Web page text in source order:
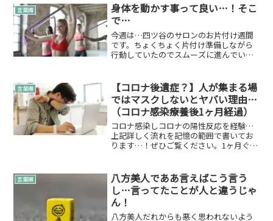
言葉綴
身体を動かす事って良い…！そこ
で…
今週は…四ツ谷のサロンのお片付け週間
です。ちょくちょく片付け準備しながら
行動していたのでスムーズに進んでいま
のですが、ここは計画的に実行をしてい
ます。何事も計画も大事で...
言葉綴
【コロナ後遺症？】人が集まる場
ではマスクしないとヤバい理由…
（コロナ感染療養後1ヶ月経過）
コロナ感染しコロナの陽性反応を経験…
上記詳しく流れを記憶の範囲で書いてお
ります…！ぜひご覧ください。1ヶ月ぐら
すが自分の場合は咳のサイクルに入ると
止まらないって感じなんで...
言葉綴
八方美人でああ言えばこう言う
し…言ってたことが人と違うじゃ
ん！
八方美人だれからも悪く思われないよう